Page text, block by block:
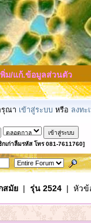
พิ่ม/แก้.ข้อมูลส่วนตัว
รุณา เข้าสู่ระบบ หรือ ลงทะ
เก่าลืมรหัส โทร 081-7611760]
สมัย| รุ่น 2524| หัวข้